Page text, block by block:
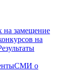
на замещение
на
СМИ о